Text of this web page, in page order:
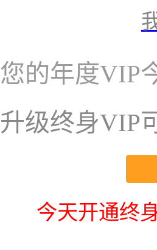
您的年度VIP
升级终身VIP
今天开通终